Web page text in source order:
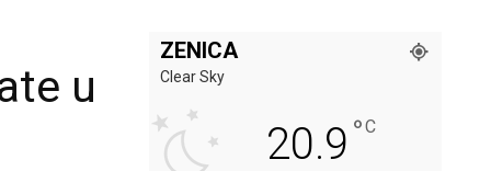
u
ZENICA
Clear Sky
20.9 °C